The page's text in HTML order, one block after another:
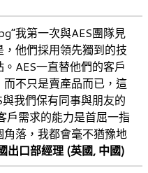
“我第一次與AES團隊見
他們採用領先獨到的技
AES一直替他們的客戶
不只是賣產品而已，這
我們保有同事與朋友的
戶需求的能力是首屈一指
落，我都會毫不猶豫地
出口部經理 (英國, 中國)